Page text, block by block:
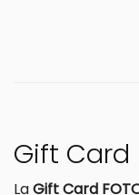
Gift Card
LaGift Card